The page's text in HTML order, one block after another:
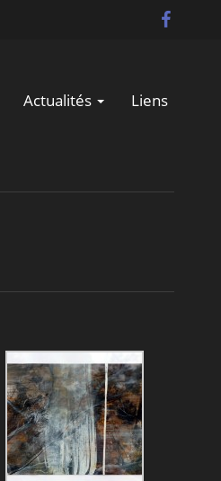
Actualités
Liens